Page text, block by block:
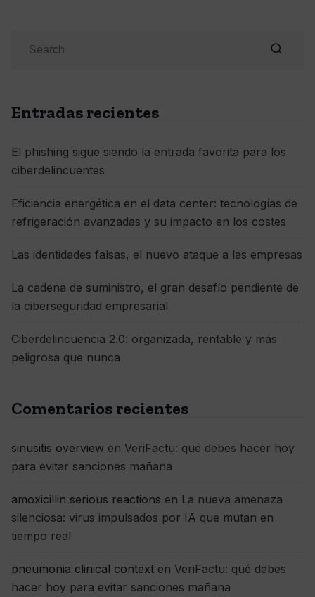
Entradas recientes
El phishing sigue siendo la entrada favorita para los
ciberdelincuentes
Eficiencia energética en el data center: tecnologías de
refrigeración avanzadas y su impacto en los costes
Las identidades falsas, el nuevo ataque a las empresas
La cadena de suministro, el gran desafío pendiente de
la ciberseguridad empresarial
Ciberdelincuencia 2.0: organizada, rentable y más
peligrosa que nunca
Comentarios recientes
sinusitis overview en VeriFactu: qué debes hacer hoy
para evitar sanciones mañana
amoxicillin serious reactions en La nueva amenaza
silenciosa: virus impulsados por IA que mutan en
tiempo real
pneumonia clinical context en VeriFactu: qué debes
hacer hoy para evitar sanciones mañana